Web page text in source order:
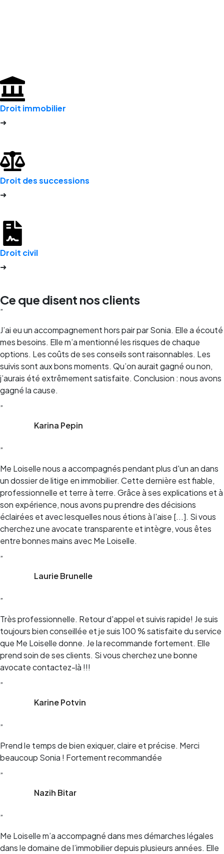
Droit immobilier
➜
Droit des successions
➜
Droit civil
➜
Ce que disent nos clients
”
J’ai eu un accompagnement hors pair par Sonia. Elle a écouté
mes besoins. Elle m’a mentionné les risques de chaque
options. Les coûts de ses conseils sont raisonnables. Les
suivis sont aux bons moments. Qu’on aurait gagné ou non,
j’aurais été extrêmement satisfaite. Conclusion : nous avons
gagné la cause.
”
Karina Pepin
”
Me Loiselle nous a accompagnés pendant plus d'un an dans
un dossier de litige en immobilier. Cette dernière est fiable,
professionnelle et terre à terre. Grâce à ses explications et à
son expérience, nous avons pu prendre des décisions
éclairées et avec lesquelles nous étions à l'aise [...]. Si vous
cherchez une avocate transparente et intègre, vous êtes
entre bonnes mains avec Me Loiselle.
”
Laurie Brunelle
”
Très professionnelle. Retour d'appel et suivis rapide! Je suis
toujours bien conseillée et je suis 100 % satisfaite du service
que Me Loiselle donne. Je la recommande fortement. Elle
prend soin de ses clients. Si vous cherchez une bonne
avocate contactez-là !!!
”
Karine Potvin
”
Prend le temps de bien exiquer, claire et précise. Merci
beaucoup Sonia ! Fortement recommandée
”
Nazih Bitar
”
Me Loiselle m’a accompagné dans mes démarches légales
dans le domaine de l’immobilier depuis plusieurs années. Elle